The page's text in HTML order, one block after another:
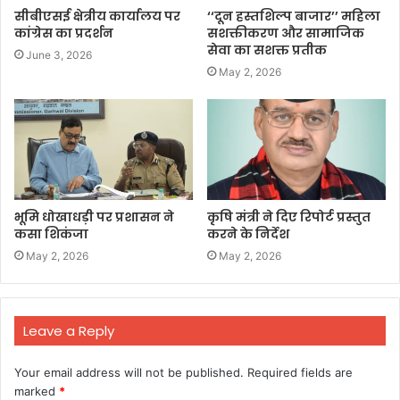
सीबीएसई क्षेत्रीय कार्यालय पर
कांग्रेस का प्रदर्शन
June 3, 2026
‘‘दून हस्तशिल्प बाजार’’ महिला
सशक्तीकरण और सामाजिक
सेवा का सशक्त प्रतीक
May 2, 2026
भूमि धोखाधड़ी पर प्रशासन ने
कसा शिकंजा
May 2, 2026
कृषि मंत्री ने दिए रिपोर्ट प्रस्तुत
करने के निर्देश
May 2, 2026
Leave a Reply
Your email address will not be published. Required fields are
marked *